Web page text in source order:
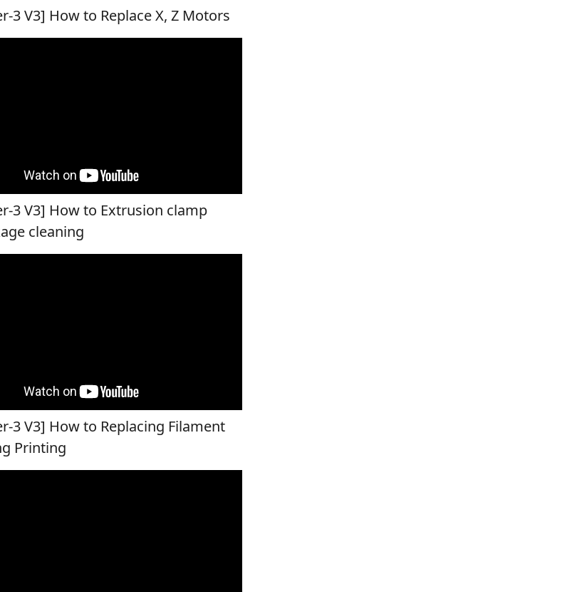
3 V3] How to Replace X, Z Motors
3 V3] How to Extrusion clamp
cleaning
3 V3] How to Replacing Filament
Printing